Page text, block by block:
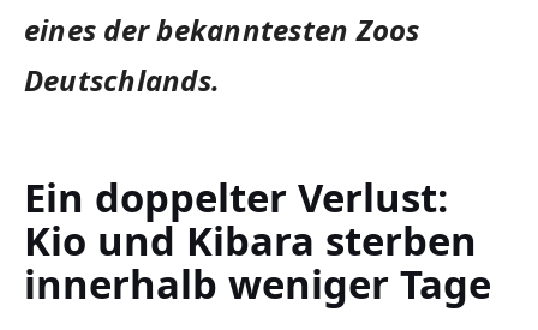
eines der bekanntesten Zoos
Deutschlands.
Ein doppelter Verlust:
Kio und Kibara sterben
innerhalb weniger Tage